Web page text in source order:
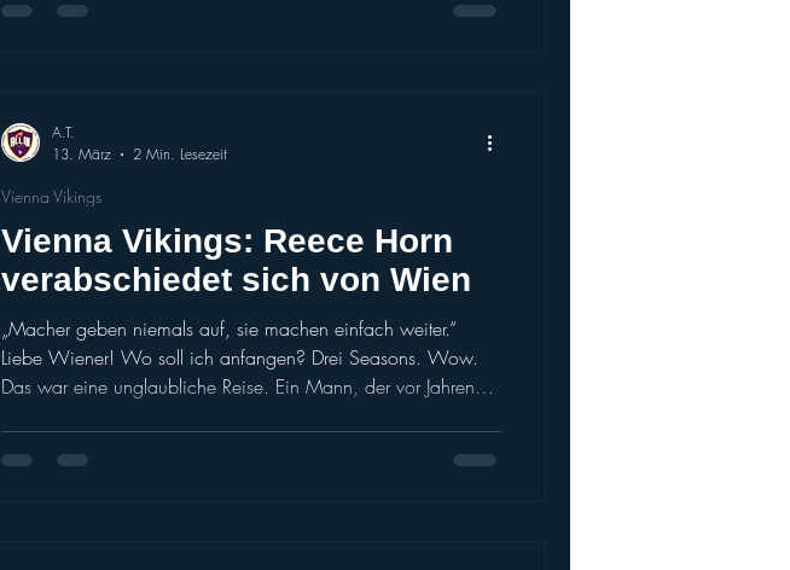
schon lange gewartet hatte. Unter dem Aktenzeichen 67b IN
14/26 wurde be
Vienna Vikings: Reece Horn
verabschiedet sich von Wien
„Macher geben niemals auf, sie machen einfach weiter.“
Liebe Wiener! Wo soll ich anfangen? Drei Seasons. Wow.
Das war eine unglaubliche Reise. Ein Mann, der vor Jahren
habe immer mein Bestes gegeben, um auf und neben dem
Vienna Vikings
A.T.
13. März
2 Min. Lesezeit